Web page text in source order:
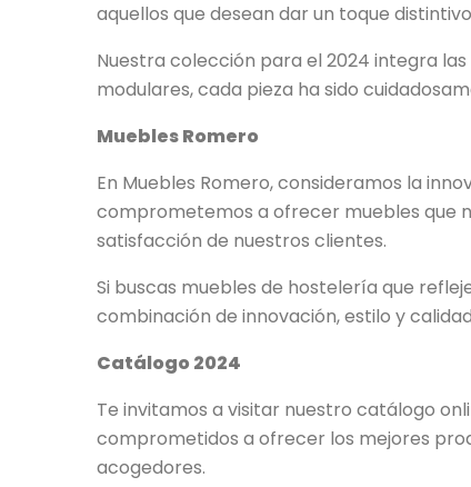
aquellos que desean dar un toque
Nuestra colección para el 2024 integra
modulares, cada pieza ha sido
Muebles Romero
En Muebles Romero, consideramos la
comprometemos a ofrecer muebles que
satisfacción de nuestros clientes.
Si buscas muebles de hostelería que
combinación de innovación, estilo y
Catálogo 2024
Te invitamos a visitar nuestro catálogo
comprometidos a ofrecer los mejores
acogedores.